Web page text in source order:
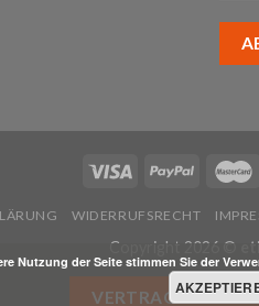
WIDERRUFSRECHT
Copyright 2026 ©
VERTRAG
Nutzung der Seite stimmen Sie der